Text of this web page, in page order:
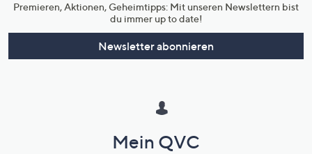
Premieren, Aktionen, Geheimtipps: Mit unseren Newslettern bist
du immer up to date!
Newsletter abonnieren
Mein QVC